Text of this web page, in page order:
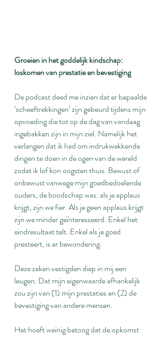
Groeien in het goddelijk kindschap:
loskomen van prestatie en bevestiging
De podcast deed me inzien dat er bepaalde
‘scheeftrekkingen’ zijn gebeurd tijdens mijn
opvoeding die tot op de dag van vandaag
ingebakken zijn in mijn ziel. Namelijk het
verlangen dat ik had om indrukwekkende
dingen te doen in de ogen van de wereld
zodat ik lof kon oogsten thuis. Bewust of
onbewust vanwege mijn goedbedoelende
ouders, de boodschap was: als je applaus
krijgt, zijn we fier. Als je geen applaus krijgt
zijn we minder geïnteresseerd. Enkel het
eindresultaat telt. Enkel als je goed
presteert, is er bewondering.
Deze zaken vestigden diep in mij een
leugen. Dat mijn eigenwaarde afhankelijk
zou zijn van (1) mijn prestaties en (2) de
bevestiging van andere mensen.
Het hoeft weinig betoog dat de opkomst